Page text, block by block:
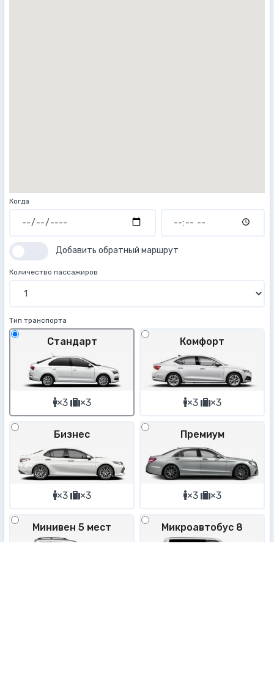
Когда
Добавить обратный маршрут
Количество пассажиров
Тип транспорта
Стандарт
×3 ×3
Комфорт
×3 ×3
Бизнес
×3 ×3
Премиум
×3 ×3
Минивен 5 мест Микроавтобус 8